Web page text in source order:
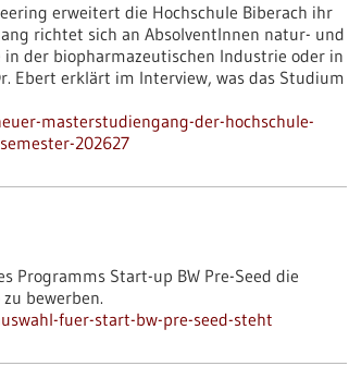
erweitert die Hochschule Biberach ihr
richtet sich an AbsolventInnen natur- und
der biopharmazeutischen Industrie oder in
Ebert erklärt im Interview, was das Studium
masterstudiengang-der-hochschule-
202627
Programms Start-up BW Pre-Seed die
bewerben.
fuer-start-bw-pre-seed-steht